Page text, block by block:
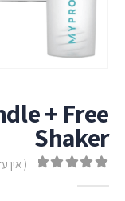
+ Free
Shaker
( אין